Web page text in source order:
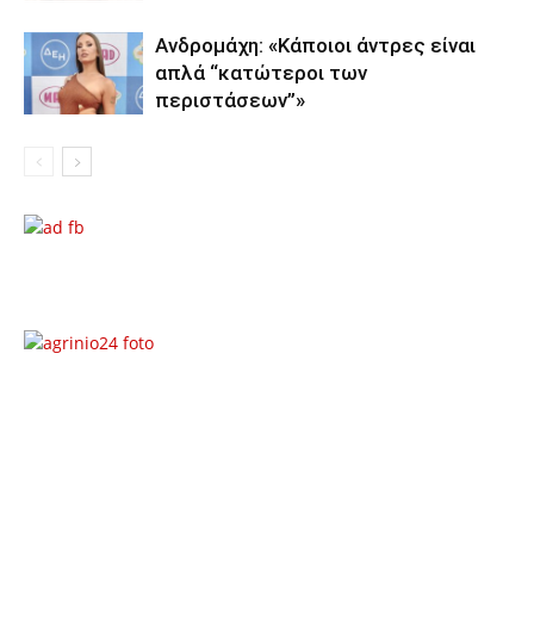
Ανδρομάχη: «Κάποιοι άντρες είναι
απλά “κατώτεροι των
περιστάσεων”»